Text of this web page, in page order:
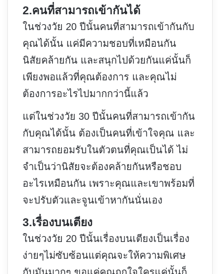
2.คนที่สามารถเข้ากันได้
ในช่วงวัย 20 ปีนั้นคนที่สามารถเข้ากันกับ
คุณได้นั้น แค่มีความชอบที่เหมือนกัน
นิสัยคล้ายกัน และสนุกไปด้วยกันแค่นั้นก็
เพียงพอแล้วที่คุณต้องการ และคุณไม่
ต้องการอะไรไปมากกว่านี้แล้ว
แต่ในช่วงวัย 30 ปีนั้นคนที่สามารถเข้ากัน
กับคุณได้นั้น ต้องเป็นคนที่เข้าใจคุณ และ
สามารถยอมรับในตัวตนที่คุณเป็นได้ ไม่
จำเป็นว่านิสัยจะต้องคล้ายกันหรือชอบ
อะไรเหมือนกัน เพราะคุณและเขาพร้อมที่
จะปรับตัวและจูนเข้าหากันนั่นเอง
3.เรื่องบนเตียง
ในช่วงวัย 20 ปีนั้นเรื่องบนเตียงเป็นเรื่อง
ง่ายๆไม่ซับซ้อนแต่คุณจะให้ความพิเศษ